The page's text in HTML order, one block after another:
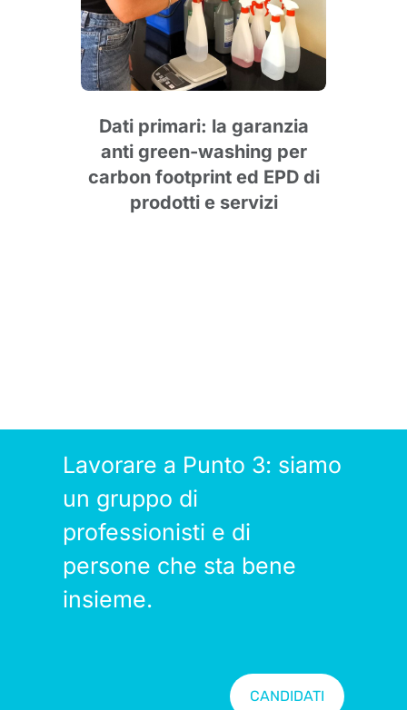
Dati primari: la garanzia
anti green-washing per
carbon footprint ed EPD di
prodotti e servizi
Lavorare a Punto 3: siamo
un gruppo di
professionisti e di
persone che sta bene
insieme.
CANDIDATI